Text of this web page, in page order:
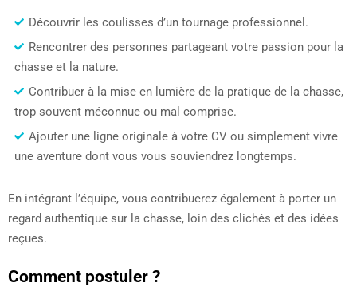
Découvrir les coulisses d’un tournage professionnel.
Rencontrer des personnes partageant votre passion pour la
chasse et la nature.
Contribuer à la mise en lumière de la pratique de la chasse,
trop souvent méconnue ou mal comprise.
Ajouter une ligne originale à votre CV ou simplement vivre
une aventure dont vous vous souviendrez longtemps.
En intégrant l’équipe, vous contribuerez également à porter un
regard authentique sur la chasse, loin des clichés et des idées
reçues.
Comment postuler ?